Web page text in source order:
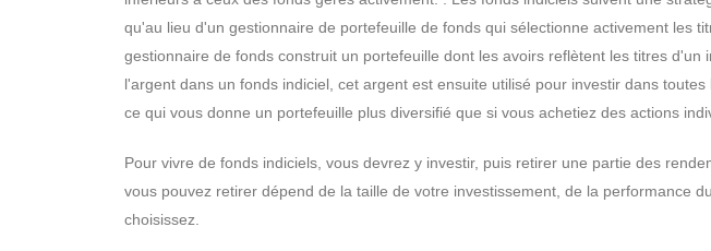
qu'au lieu d'un gestionnaire de portefeuille de fonds qui sélectionne activement les
gestionnaire de fonds construit un portefeuille dont les avoirs reflètent les titres d'un
l'argent dans un fonds indiciel, cet argent est ensuite utilisé pour investir dans
ce qui vous donne un portefeuille plus diversifié que si vous achetiez des actions
Pour vivre de fonds indiciels, vous devrez y investir, puis retirer une partie des
vous pouvez retirer dépend de la taille de votre investissement, de la performance
choisissez.